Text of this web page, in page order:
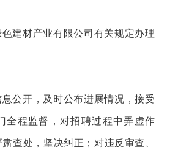
建材产业有限公司有关规定办理
公开，及时公布进展情况，接受
全程监督，对招聘过程中弄虚作
查处，坚决纠正；对违反审查、